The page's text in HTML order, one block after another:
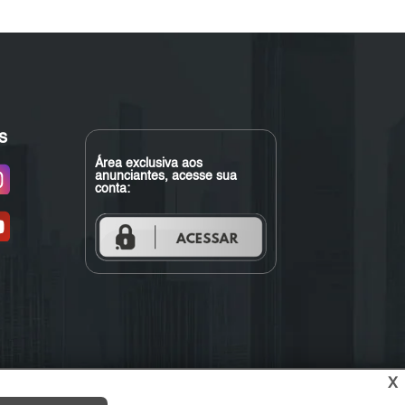
Área exclusiva aos
anunciantes, acesse sua
conta:
X